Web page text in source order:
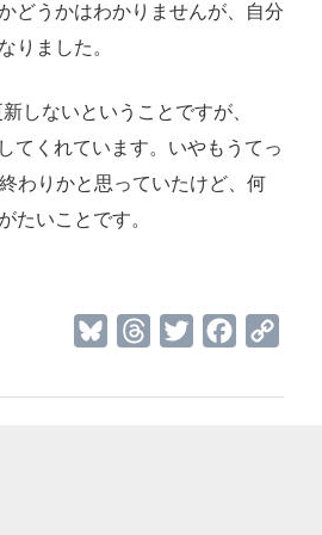
どうかはわかりませんが、自分
りました。
しないということですが、
てくれています。いやもうてっ
わりかと思っていたけど、何
たいことです。
u
r
i
c
p